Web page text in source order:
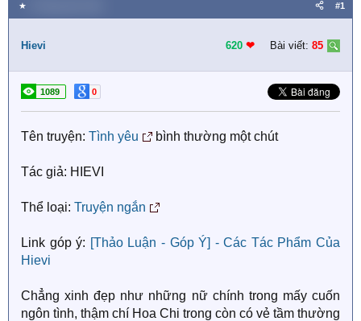
★ #1
Hievi 620 ❤︎ Bài viết: 85
1089 0
Tên truyện: Tình yêu bình thường một chút
Tác giả: HIEVI
Thể loại: Truyện ngắn
Link góp ý: [Thảo Luận - Góp Ý] - Các Tác Phẩm Của
Hievi
Chẳng xinh đẹp như những nữ chính trong mấy cuốn
ngôn tình, thậm chí Hoa Chi trong còn có vẻ tầm thường